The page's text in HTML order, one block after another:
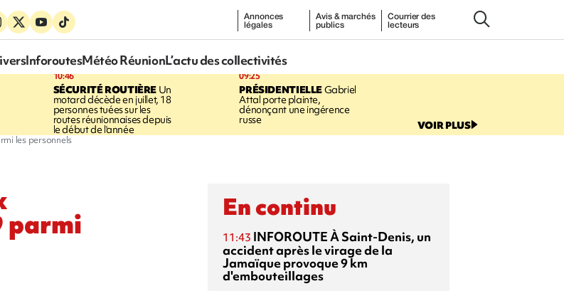
Annonces
légales
Avis & marchés
publics
Courrier des
lecteurs
InforoutesMétéo RéunionL’actu des collectivités
10:46
SÉCURITÉ ROUTIÈRE Un
motard décède en juillet, 18
personnes tuées sur les
routes réunionnaises depuis
le début de l'année
09:25
PRÉSIDENTIELLEGabriel
Attal porte plainte,
dénonçant une ingérence
russe VOIR PLUS
les personnels
parmi
En continu
11:43 INFOROUTEÀ Saint-Denis, un
accident après le virage de la
Jamaïque provoque 9 km
d'embouteillages